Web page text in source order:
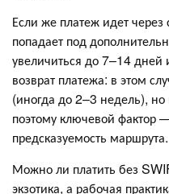
Если же платеж идет
попадает под
увеличиться до 7–14
возврат платежа: в этом
(иногда до 2–3 недель),
поэтому ключевой фактор
предсказуемость маршрута.
Можно ли платить без
экзотика, а рабочая